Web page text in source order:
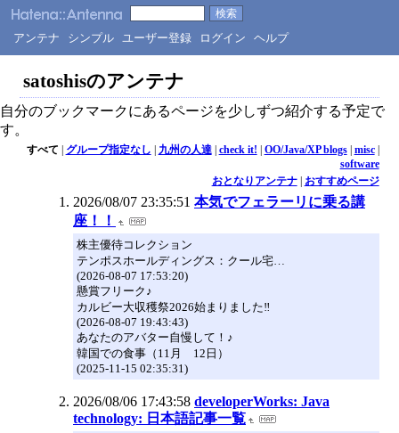
アンテナ シンプル ユーザー登録 ログイン ヘルプ
satoshisのアンテナ
自分のブックマークにあるページを少しずつ紹介する予定で
す。
すべて | グループ指定なし | 九州の人達| check it! | OO/Java/XP blogs| misc|
software
おとなりアンテナ| おすすめページ
2026/08/07 23:35:51 本気でフェラーリに乗る講
座！！
株主優待コレクション
テンポスホールディングス：クール宅…
(2026-08-07 17:53:20)
懸賞フリーク♪
カルビー大収穫祭2026始まりました‼️
(2026-08-07 19:43:43)
あなたのアバター自慢して！♪
韓国での食事（11月 12日）
(2025-11-15 02:35:31)
2026/08/06 17:43:58 developerWorks: Java
technology: 日本語記事一覧